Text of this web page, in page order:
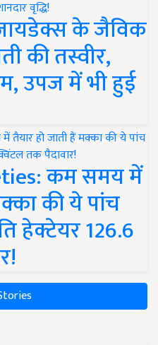
के जैविक
की तस्वीर,
उपज में भी हुई
कम समय में
की ये पांच
हेक्टेयर 126.6